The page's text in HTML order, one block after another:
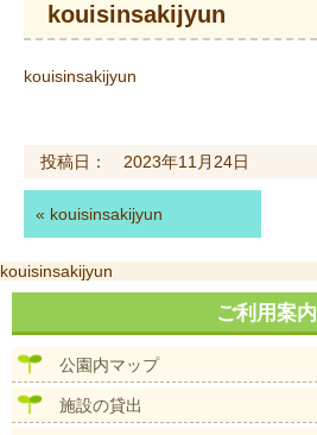
kouisinsakijyun
kouisinsakijyun
投稿日： 2023年11月24日
« kouisinsakijyun
投
稿
ビ
ョ
kouisinsakijyun
ご利用案内
公園内マップ
施設の貸出